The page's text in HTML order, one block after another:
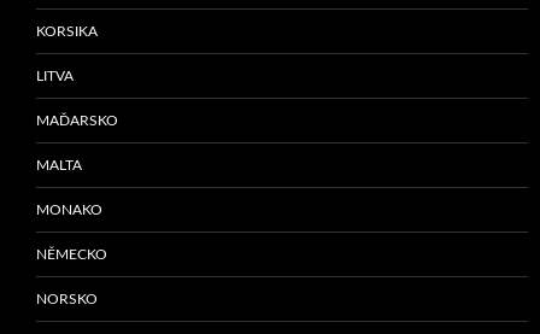
KORSIKA
LITVA
MAĎARSKO
MALTA
MONAKO
NĚMECKO
NORSKO